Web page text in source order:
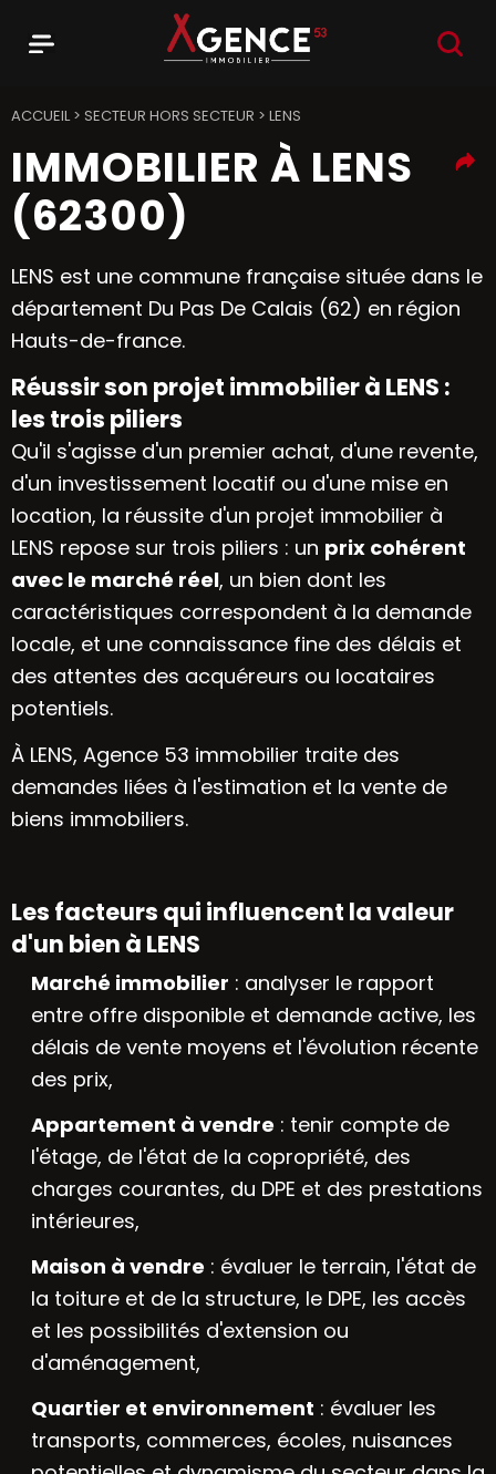
ACCUEIL> SECTEUR HORS SECTEUR > LENS
IMMOBILIER À LENS
(62300)
LENS est une commune française située dans le
département Du Pas De Calais (62) en région
Hauts-de-france.
Réussir son projet immobilier à LENS :
les trois piliers
Qu'il s'agisse d'un premier achat, d'une revente,
d'un investissement locatif ou d'une mise en
location, la réussite d'un projet immobilier à
LENS repose sur trois piliers : un prix cohérent
avec le marché réel, un bien dont les
caractéristiques correspondent à la demande
locale, et une connaissance fine des délais et
des attentes des acquéreurs ou locataires
potentiels.
À LENS, Agence 53 immobilier traite des
demandes liées à l'estimation et la vente de
biens immobiliers.
Les facteurs qui influencent la valeur
d'un bien à LENS
Marché immobilier : analyser le rapport
entre offre disponible et demande active, les
délais de vente moyens et l'évolution récente
des prix,
Appartement à vendre : tenir compte de
l'étage, de l'état de la copropriété, des
charges courantes, du DPE et des prestations
intérieures,
Maison à vendre : évaluer le terrain, l'état de
la toiture et de la structure, le DPE, les accès
et les possibilités d'extension ou
d'aménagement,
Quartier et environnement : évaluer les
transports, commerces, écoles, nuisances